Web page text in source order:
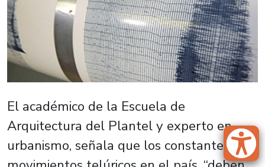
El académico de la Escuela de
Arquitectura del Plantel y experto en
urbanismo, señala que los constantes